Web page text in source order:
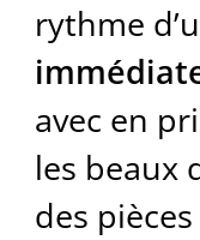
rythme
avec en
les beaux
des